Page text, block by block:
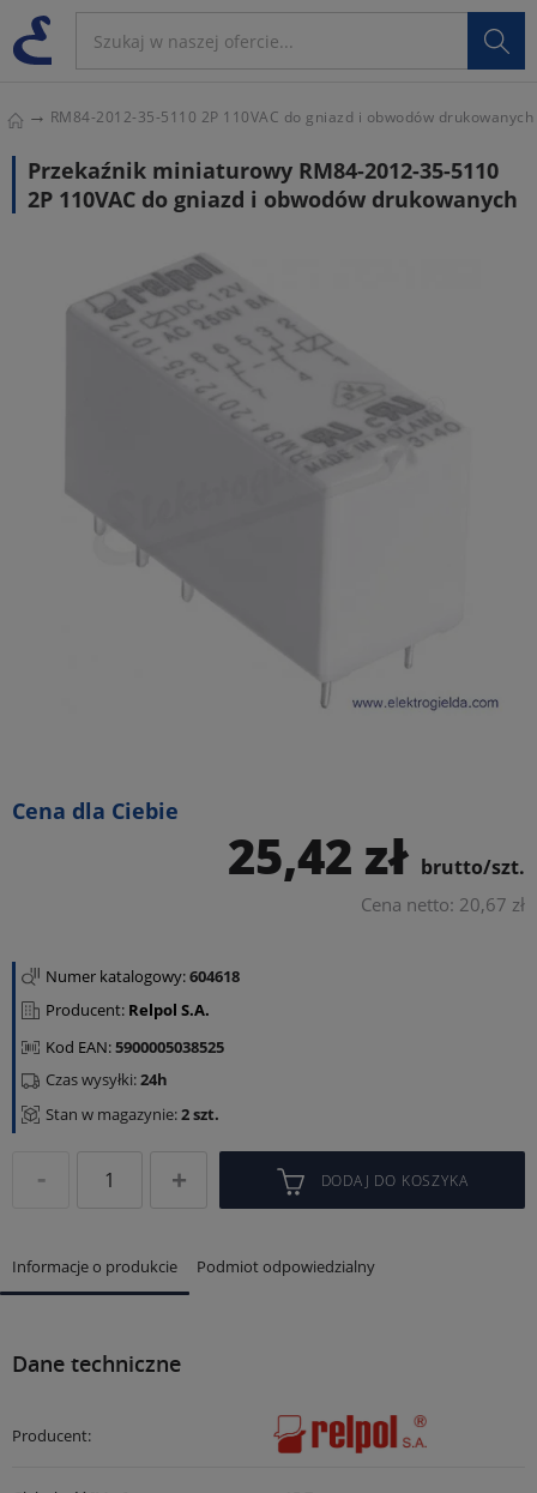

RM84-2012-35-5110 2P 110VAC do gniazd i obwodów drukowanych
Przekaźnik miniaturowy RM84-2012-35-5110
2P 110VAC do gniazd i obwodów drukowanych
Cena dla Ciebie
25,42 zł brutto/szt.
Cena netto: 20,67 zł
Numer katalogowy:604618
Producent: Relpol S.A.
Kod EAN:5900005038525
Stan w magazynie:2 szt.
Czas wysyłki:24h
DODAJ DO KOSZYKA
Informacje o produkcie Podmiot odpowiedzialny
Dane techniczne
Producent: